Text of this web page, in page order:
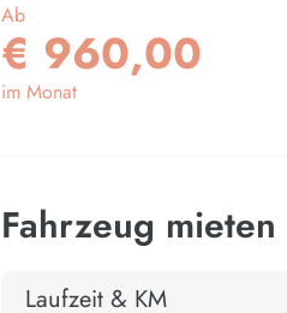
Ab
€ 960,00
im Monat
Fahrzeug mieten